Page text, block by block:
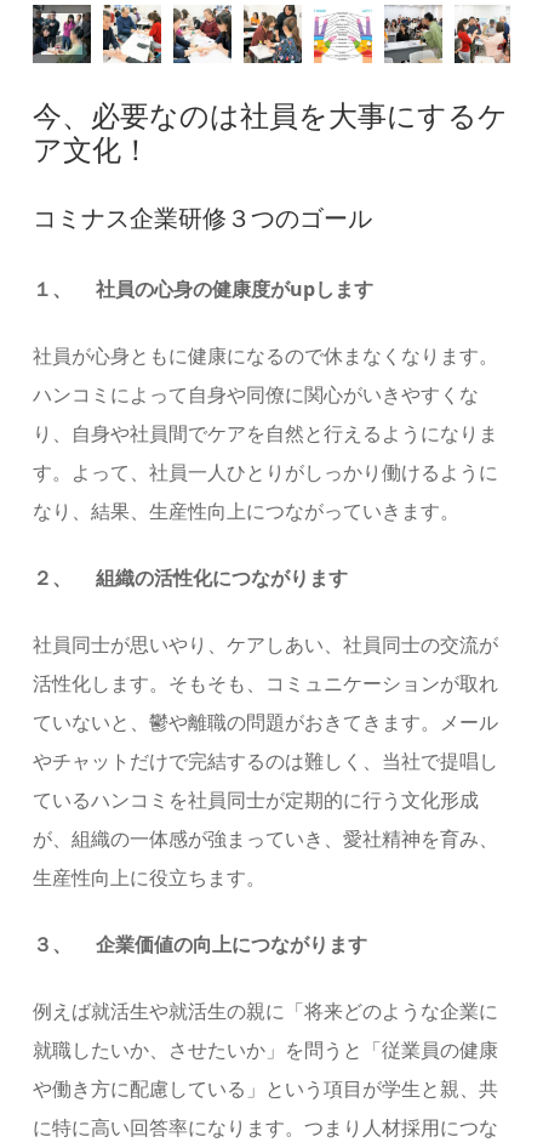
今、必要なのは社員を大事にするケ
ア文化！
コミナス企業研修３つのゴール
１、 社員の心身の健康度がupします
社員が心身ともに健康になるので休まなくなります。
ハンコミによって自身や同僚に関心がいきやすくな
り、自身や社員間でケアを自然と行えるようになりま
す。よって、社員一人ひとりがしっかり働けるように
なり、結果、生産性向上につながっていきます。
２、 組織の活性化につながります
社員同士が思いやり、ケアしあい、社員同士の交流が
活性化します。そもそも、コミュニケーションが取れ
ていないと、鬱や離職の問題がおきてきます。メール
やチャットだけで完結するのは難しく、当社で提唱し
ているハンコミを社員同士が定期的に行う文化形成
が、組織の一体感が強まっていき、愛社精神を育み、
生産性向上に役立ちます。
３、 企業価値の向上につながります
例えば就活生や就活生の親に「将来どのような企業に
就職したいか、させたいか」を問うと「従業員の健康
や働き方に配慮している」という項目が学生と親、共
に特に高い回答率になります。つまり人材採用につな